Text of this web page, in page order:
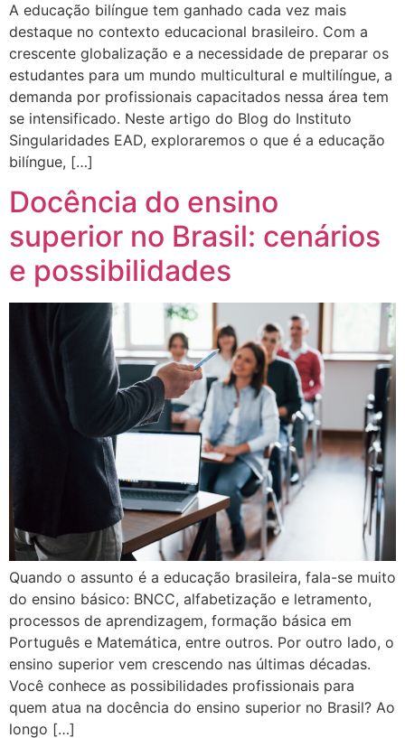
A educação bilíngue tem ganhado cada vez mais
destaque no contexto educacional brasileiro. Com a
crescente globalização e a necessidade de preparar os
estudantes para um mundo multicultural e multilíngue, a
demanda por profissionais capacitados nessa área tem
se intensificado. Neste artigo do Blog do Instituto
Singularidades EAD, exploraremos o que é a educação
bilíngue, […]
Docência do ensino
superior no Brasil: cenários
e possibilidades
Quando o assunto é a educação brasileira, fala-se muito
do ensino básico: BNCC, alfabetização e letramento,
processos de aprendizagem, formação básica em
Português e Matemática, entre outros. Por outro lado, o
ensino superior vem crescendo nas últimas décadas.
Você conhece as possibilidades profissionais para
quem atua na docência do ensino superior no Brasil? Ao
longo […]